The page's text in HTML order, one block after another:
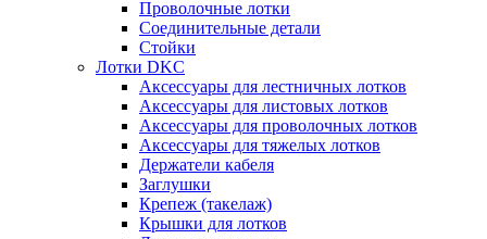
Проволочные лотки
Соединительные детали
Стойки
Лотки DKC
Аксессуары для лестничных лотков
Аксессуары для листовых лотков
Аксессуары для проволочных лотков
Аксессуары для тяжелых лотков
Держатели кабеля
Заглушки
Крепеж (такелаж)
Крышки для лотков